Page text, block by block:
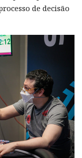
de decisão